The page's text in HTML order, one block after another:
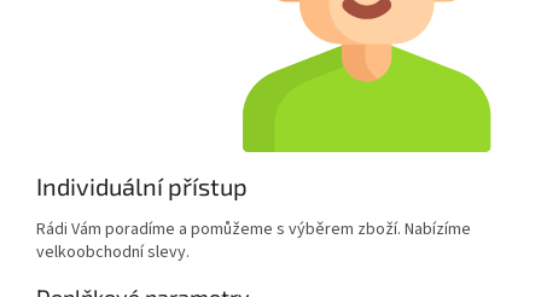
Individuální přístup
Rádi Vám poradíme a pomůžeme s výběrem zboží. Nabízíme
velkoobchodní slevy.